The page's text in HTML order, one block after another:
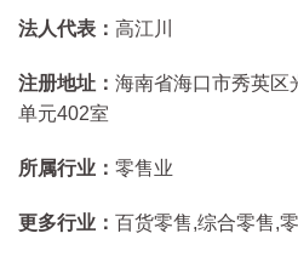
法人代表： 高江川
注册地址： 海南省海口市秀英区
单元402室
所属行业： 零售业
更多行业： 百货零售,综合零售,